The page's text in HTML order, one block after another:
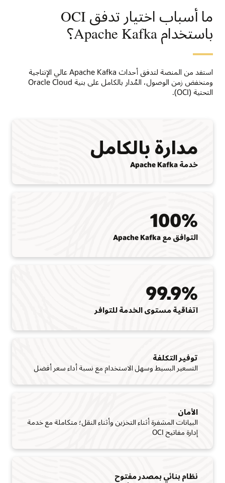
ما أسباب اختيار تدفق OCI
باستخدام Apache Kafka؟
استفد من المنصة لتدفق أحداث Apache Kafka عالي الإنتاجية
ومنخفض زمن الوصول، المُدار بالكامل على بنية Oracle Cloud
التحتية (OCI).
مدارة بالكامل
خدمة Apache Kafka
100%
التوافق مع Apache Kafka
99.9%
اتفاقية مستوى الخدمة للتوافر
توفير التكلفة
التسعير البسيط وسهل الاستخدام مع نسبة أداء سعر أفضل
الأمان
البيانات المشفرة أثناء التخزين وأثناء النقل؛ متكاملة مع خدمة
إدارة مفاتيح OCI
نظام بنائي بمصدر مفتوح